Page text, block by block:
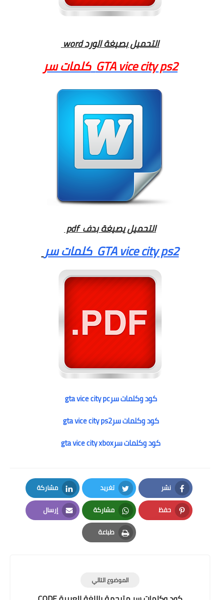
word التحميل بصيغة الورد
كلمات سر GTA vice city ps2
pdf التحميل يصيغة بدف
كلمات سر GTA vice city ps2
gta vice city pcكود وكلمات سر
gta vice city ps2كود وكلمات سر
gta vice city xboxكود وكلمات سر
نشر
Facebook
تغريد
Twitter
مشاركة
LinkedIn
حفظ
Pinterest
مشاركة
Whatsapp
إرسال
Email
طباعة
Print
الموضوع التالي